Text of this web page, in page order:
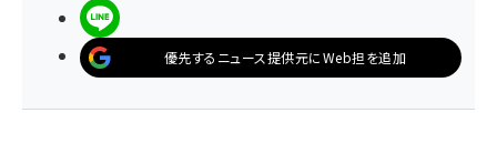
優先するニュース提供元にWeb担を追加